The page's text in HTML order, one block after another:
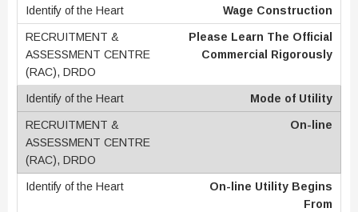
Wage Construction
Please Learn The Official
Commercial Rigorously
Mode of Utility
On-line
On-line Utility Begins
From